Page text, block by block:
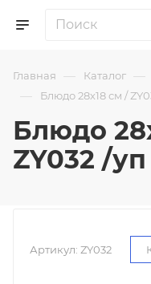
Главная — Каталог —
— Блюдо 28х18 см /
Блюдо
ZY032 /
Артикул: ZY032